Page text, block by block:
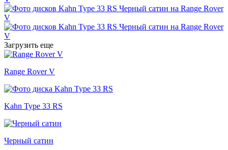
Загрузить еще
Range Rover V
Kahn Type 33 RS
Черный сатин